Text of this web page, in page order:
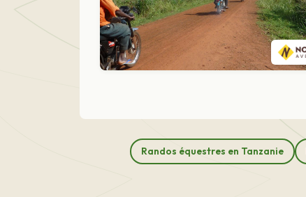
Randos équestres en Tanzanie